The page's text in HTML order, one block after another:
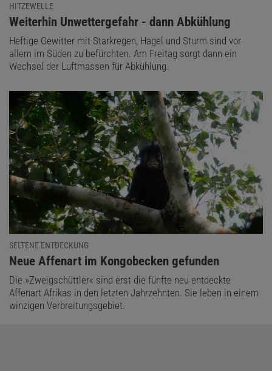
HITZEWELLE
:
Weiterhin Unwettergefahr - dann Abkühlung
Heftige Gewitter mit Starkregen, Hagel und Sturm sind vor
allem im Süden zu befürchten. Am Freitag sorgt dann ein
Wechsel der Luftmassen für Abkühlung.
SELTENE ENTDECKUNG
:
Neue Affenart im Kongobecken gefunden
Die »Zweigschüttler« sind erst die fünfte neu entdeckte
Affenart Afrikas in den letzten Jahrzehnten. Sie leben in einem
winzigen Verbreitungsgebiet.